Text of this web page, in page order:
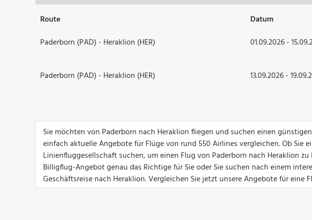
Route Datum
Paderborn (PAD) - Heraklion (HER)
01.09.2026 -
Paderborn (PAD) - Heraklion (HER) 13.09.2026 -
Sie möchten von Paderborn nach Heraklion fliegen und suchen einen
einfach aktuelle Angebote für Flüge von rund 550 Airlines vergleichen. Ob Sie
Linienfluggesellschaft suchen, um einen Flug von Paderborn nach Heraklion
Billigflug-Angebot genau das Richtige für Sie oder Sie suchen nach einem
Geschäftsreise nach Heraklion. Vergleichen Sie jetzt unsere Angebote für eine